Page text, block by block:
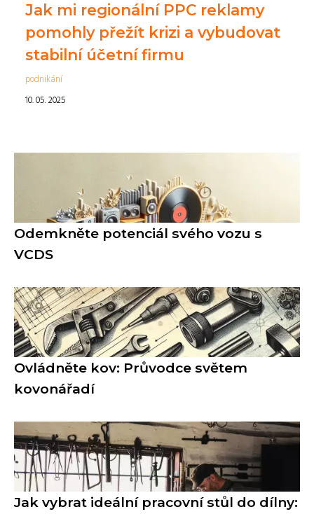
Jak mi regionální PPC reklamy
pomohly přežít krizi a vybudovat
stabilní účetní firmu
podnikání
10. 05. 2025
Odemkněte potenciál svého vozu s
VCDS
Ovládněte kov: Průvodce světem
kovonářadí
Jak vybrat ideální pracovní stůl do dílny: